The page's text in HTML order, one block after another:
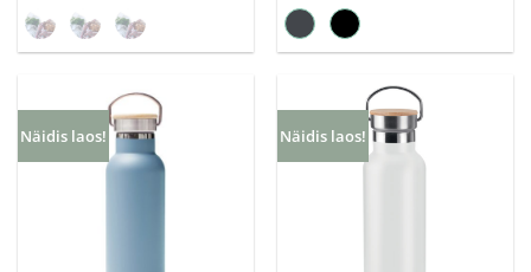
Näidis laos! Näidis laos!